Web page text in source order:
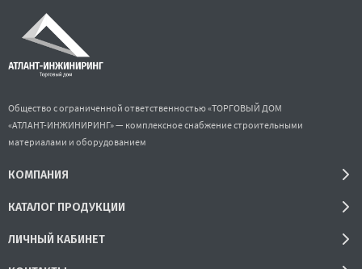
Общество с ограниченной ответственностью «ТОРГОВЫЙ ДОМ
«АТЛАНТ-ИНЖИНИРИНГ» — комплексное снабжение строительными
материалами и оборудованием
КОМПАНИЯ
КАТАЛОГ ПРОДУКЦИИ
ЛИЧНЫЙ КАБИНЕТ